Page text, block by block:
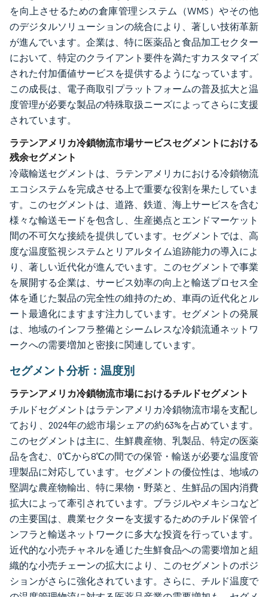
を向上させるための倉庫管理システム（WMS）やその他
のデジタルソリューションの統合により、著しい技術革新
が進んでいます。企業は、特に医薬品と食品加工セクター
において、特定のクライアント要件を満たすカスタマイズ
された付加価値サービスを提供するようになっています。
この成長は、電子商取引プラットフォームの普及拡大と温
度管理が必要な製品の特殊取扱ニーズによってさらに支援
されています。
ラテンアメリカ冷鎖物流市場サービスセグメントにおける
残余セグメント
冷蔵輸送セグメントは、ラテンアメリカにおける冷鎖物流
エコシステムを完成させる上で重要な役割を果たしていま
す。このセグメントは、道路、鉄道、海上サービスを含む
様々な輸送モードを包含し、生産拠点とエンドマーケット
間の不可欠な接続を提供しています。セグメントでは、高
度な温度監視システムとリアルタイム追跡能力の導入によ
り、著しい近代化が進んでいます。このセグメントで事業
を展開する企業は、サービス効率の向上と輸送プロセス全
体を通じた製品の完全性の維持のため、車両の近代化とル
ート最適化にますます注力しています。セグメントの発展
は、地域のインフラ整備とシームレスな冷鎖流通ネットワ
ークへの需要増加と密接に関連しています。
セグメント分析：温度別
ラテンアメリカ冷鎖物流市場におけるチルドセグメント
チルドセグメントはラテンアメリカ冷鎖物流市場を支配し
ており、2024年の総市場シェアの約63%を占めています。
このセグメントは主に、生鮮農産物、乳製品、特定の医薬
品を含む、0℃から8℃の間での保管・輸送が必要な温度管
理製品に対応しています。セグメントの優位性は、地域の
堅調な農産物輸出、特に果物・野菜と、生鮮品の国内消費
拡大によって牽引されています。ブラジルやメキシコなど
の主要国は、農業セクターを支援するためのチルド保管イ
ンフラと輸送ネットワークに多大な投資を行っています。
近代的な小売チャネルを通じた生鮮食品への需要増加と組
織的な小売チェーンの拡大により、このセグメントのポジ
ションがさらに強化されています。さらに、チルド温度で